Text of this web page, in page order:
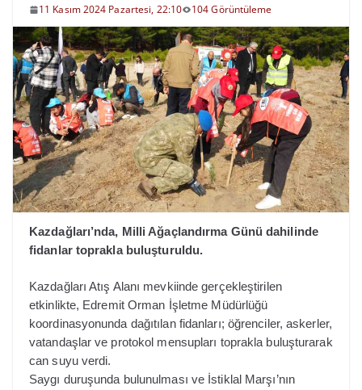
11 Kasım 2024 Pazartesi, 22:10 104 Görüntüleme
Kazdağları’nda, Milli Ağaçlandırma Günü dahilinde
fidanlar toprakla buluşturuldu.
Kazdağları Atış Alanı mevkiinde gerçekleştirilen
etkinlikte, Edremit Orman İşletme Müdürlüğü
koordinasyonunda dağıtılan fidanları; öğrenciler, askerler,
vatandaşlar ve protokol mensupları toprakla buluşturarak
can suyu verdi.
Saygı duruşunda bulunulması ve İstiklal Marşı’nın